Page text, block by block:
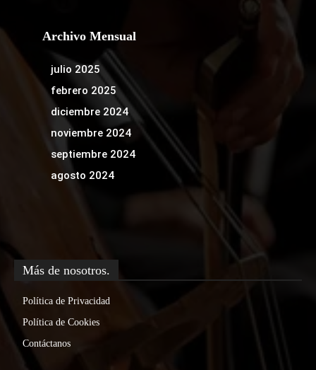
Archivo Mensual
julio 2025
febrero 2025
diciembre 2024
noviembre 2024
septiembre 2024
agosto 2024
Más de nosotros.
Política de Privacidad
Política de Cookies
Contáctanos